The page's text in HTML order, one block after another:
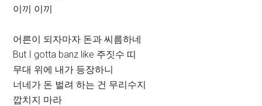
이끼 이끼
어른이 되자마자 돈과 씨름하네
But I gotta banz like 주짓수 띠
무대 위에 내가 등장하니
너네가 돈 벌려 하는 건 무리수지
깝치지 마라